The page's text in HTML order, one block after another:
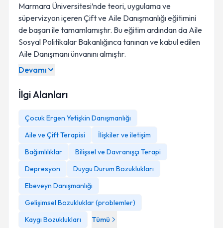
Marmara Üniversitesi’nde teori, uygulama ve
süpervizyon içeren Çift ve Aile Danışmanlığı eğitimini
de başarı ile tamamlamıştır. Bu eğitim ardından da Aile
Sosyal Politikalar Bakanlığınca tanınan ve kabul edilen
Aile Danışmanı ünvanını almıştır.
Devamı
İlgi Alanları
Çocuk Ergen Yetişkin Danışmanlığı
Aile ve Çift Terapisi
İlişkiler ve iletişim
Bağımlılıklar
Bilişsel ve Davranışçı Terapi
Depresyon
Duygu Durum Bozuklukları
Ebeveyn Danışmanlığı
Gelişimsel Bozukluklar (problemler)
Kaygı Bozuklukları
Tümü